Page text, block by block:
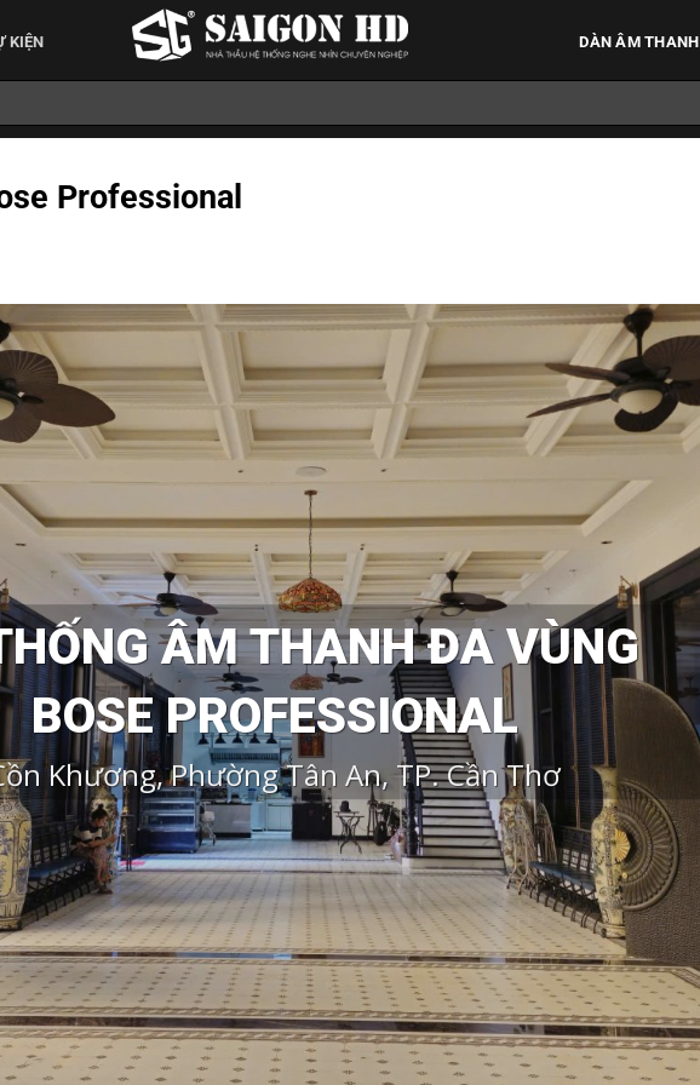
KIỆN DÀN ÂM THANH
Professional
ÂM THANH ĐA VÙNG
BOSE PROFESSIONAL
Khương, Phường Tân An, TP. Cần Thơ